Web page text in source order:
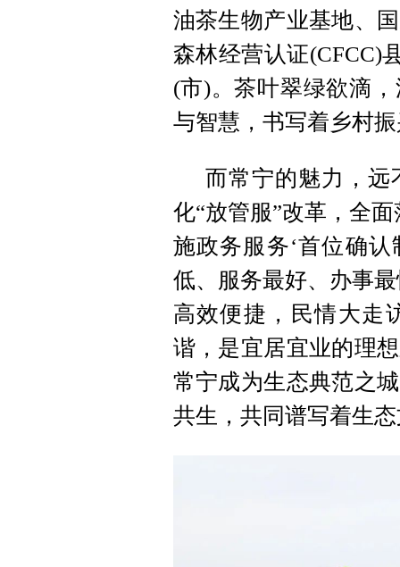
油茶生物产业基地、
森林经营认证(CFCC)
(市)。茶叶翠绿欲滴
与智慧，书写着乡村
而常宁的魅力，远
化“放管服”改革，全
施政务服务‘首位确
低、服务最好、办事
高效便捷，民情大走
谐，是宜居宜业的理
常宁成为生态典范之
共生，共同谱写着生